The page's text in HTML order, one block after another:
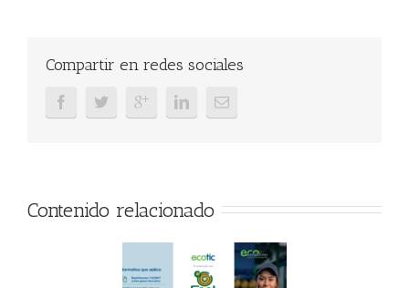
Compartir en redes sociales
Contenido relacionado